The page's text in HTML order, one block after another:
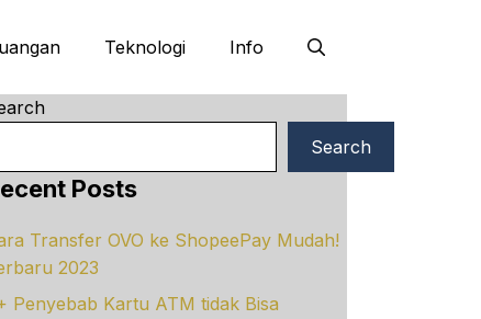
Teknologi Info
Search
Posts
Transfer OVO ke ShopeePay Mudah!
2023
Penyebab Kartu ATM tidak Bisa